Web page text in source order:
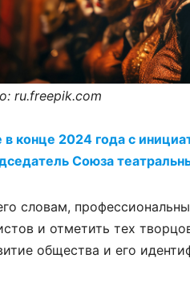
ru.freepik.com
конце 2024 года с
Союза
словам,
и отметить тех
общества и его